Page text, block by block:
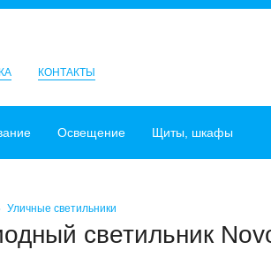
КОНТАКТЫ
Освещение Щиты, шкафы
Уличные светильники
светильник